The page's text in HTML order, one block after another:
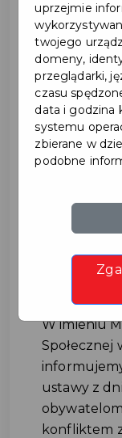
#UKRAINA
W imieniu
Społecznej
ustawy z
konfliktem
uprzejmie
twojego
domeny,
przeglądarki,
czasu
data i godzina
systemu
zbierane w
podobne